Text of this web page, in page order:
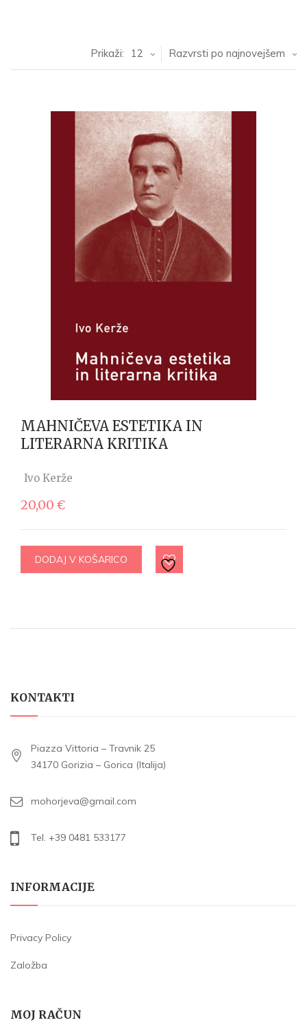
Razvrsti po najnovejšem
Prikaži: 12
MAHNIČEVA ESTETIKA IN
LITERARNA KRITIKA
Ivo Kerže
20,00 €
DODAJ V KOŠARICO
KONTAKTI
Piazza Vittoria – Travnik 25
34170 Gorizia – Gorica (Italija)
mohorjeva@gmail.com
Tel. +39 0481 533177
INFORMACIJE
Privacy Policy
Založba
MOJ RAČUN